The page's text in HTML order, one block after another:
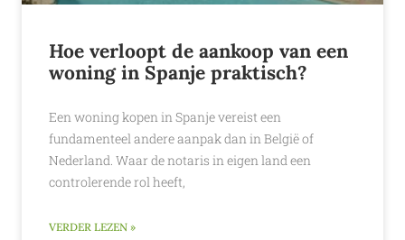
Hoe verloopt de aankoop van een
woning in Spanje praktisch?
Een woning kopen in Spanje vereist een
fundamenteel andere aanpak dan in België of
Nederland. Waar de notaris in eigen land een
controlerende rol heeft,
VERDER LEZEN »